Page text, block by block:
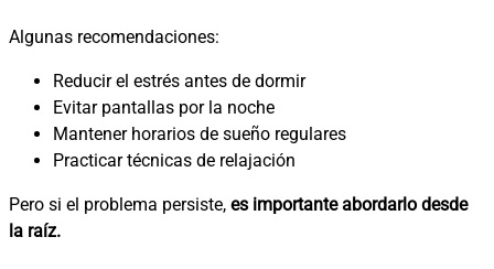
Algunas recomendaciones:
Reducir el estrés antes de dormir
Evitar pantallas por la noche
Mantener horarios de sueño regulares
Practicar técnicas de relajación
Pero si el problema persiste, es importante abordarlo desde
la raíz.